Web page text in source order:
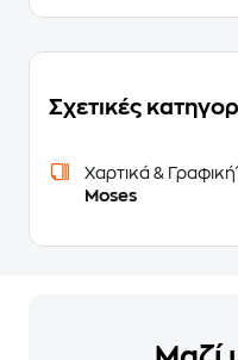
Σχετικές
Χαρτικά &
Moses